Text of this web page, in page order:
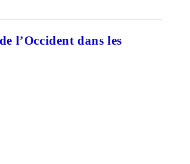
l’Occident dans les